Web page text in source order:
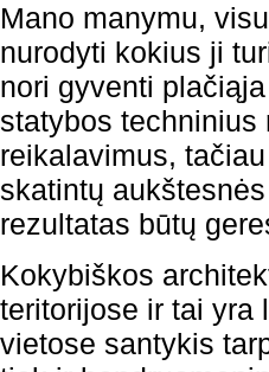
Mano manymu,
nurodyti kokius ji
nori gyventi
statybos
reikalavimus,
skatintų
rezultatas būtų
Kokybiškos
teritorijose ir tai yra
vietose santykis